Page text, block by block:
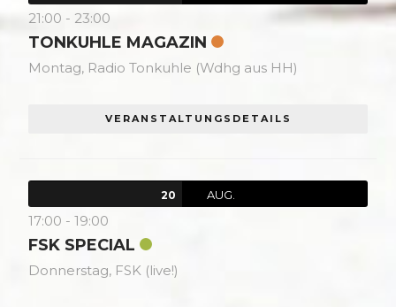
21:00 - 23:00
TONKUHLE MAGAZIN
Montag, Radio Tonkuhle (Wdhg aus HH)
VERANSTALTUNGSDETAILS
20 AUG.
17:00 -19:00
FSK SPECIAL
Donnerstag, FSK (live!)